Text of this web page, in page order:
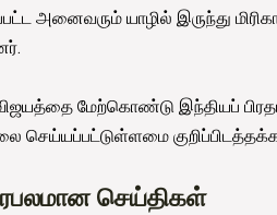
அனைவரும் யாழில் இருந்து
மேற்கொண்டு இந்தியப் பிரதமர்
செய்யப்பட்டுள்ளமை
செய்திகள்